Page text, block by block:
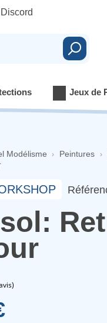
Discord
Jeux de
Modélisme Peintures